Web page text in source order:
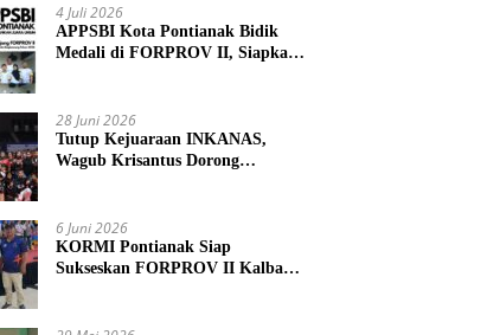
4 Juli 2026
APPSBI Kota Pontianak Bidik
Medali di FORPROV II, Siapkan
28 Juni 2026
Tutup Kejuaraan INKANAS,
Wagub Krisantus Dorong
6 Juni 2026
KORMI Pontianak Siap
Sukseskan FORPROV II Kalbar